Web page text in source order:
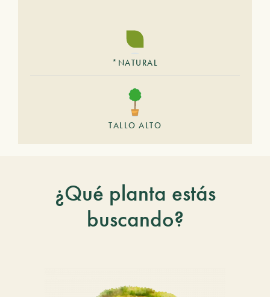
*NATURAL
TALLO ALTO
¿Qué planta estás
buscando?